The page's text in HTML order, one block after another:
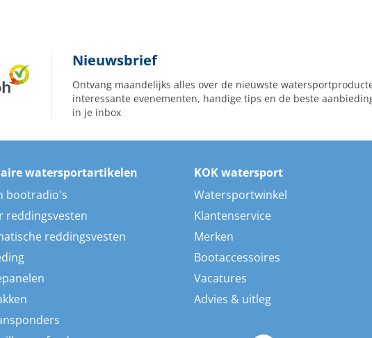
Nieuwsbrief
Ontvang maandelijks alles over de nieuwste
interessante evenementen, handige tips en de beste
in je inbox
watersportartikelen
bootradio's
reddingsvesten
reddingsvesten
KOK watersport
Watersportwinkel
Klantenservice
Merken
Bootaccessoires
Vacatures
Advies & uitleg